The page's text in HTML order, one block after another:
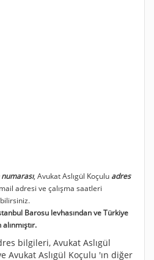
, Avukat Aslıgül Koçulu adres
adresi ve çalışma saatleri
Barosu levhasından ve Türkiye
bilgileri, Avukat Aslıgül
Avukat Aslıgül Koçulu 'ın diğer